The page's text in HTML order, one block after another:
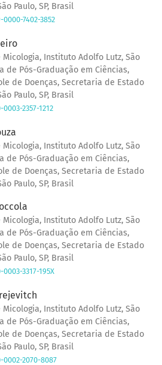
Paulo, SP, Brasil
7402-3852
Instituto Adolfo Lutz, São
de Pós-Graduação em Ciências,
de Doenças, Secretaria de Estado
Paulo, SP, Brasil
2357-1212
Instituto Adolfo Lutz, São
de Pós-Graduação em Ciências,
de Doenças, Secretaria de Estado
Paulo, SP, Brasil
Instituto Adolfo Lutz, São
de Pós-Graduação em Ciências,
de Doenças, Secretaria de Estado
Paulo, SP, Brasil
3317-195X
Instituto Adolfo Lutz, São
de Pós-Graduação em Ciências,
de Doenças, Secretaria de Estado
Paulo, SP, Brasil
2070-8087